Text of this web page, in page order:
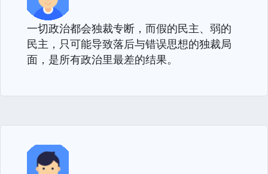
一切政治都会独裁专断，而假的民主、弱的
民主，只可能导致落后与错误思想的独裁局
面，是所有政治里最差的结果。